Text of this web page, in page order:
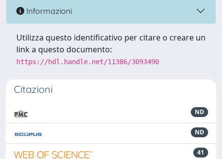
Informazioni
Utilizza questo identificativo per citare o creare un
link a questo documento:
https://hdl.handle.net/11386/3093490
Citazioni
ND
ND
41